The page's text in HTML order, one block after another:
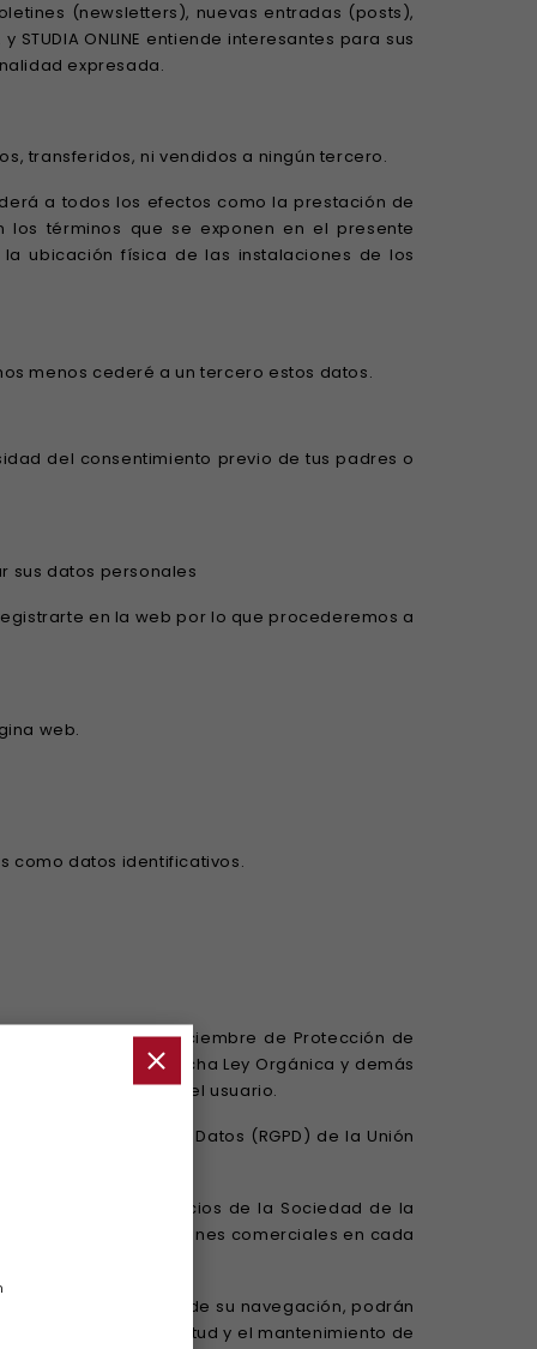
(newsletters), nuevas entradas (posts),
STUDIA ONLINE entiende interesantes para sus
expresada.
transferidos, ni vendidos a ningún tercero.
a todos los efectos como la prestación de
los términos que se exponen en el presente
ubicación física de las instalaciones de los
menos cederé a un tercero estos datos.
del consentimiento previo de tus padres o
sus datos personales
en la web por lo que procederemos a
web.
como datos identificativos.
15/1999 de 13 de diciembre de Protección de
de desarrollo de dicha Ley Orgánica y demás
datos personales del usuario.
Protección de Datos (RGPD) de la Unión
de 11 de julio, de Servicios de la Sociedad de la
electrónico con fines comerciales en cada
datos derivados de su navegación, podrán
de atender su solicitud y el mantenimiento de